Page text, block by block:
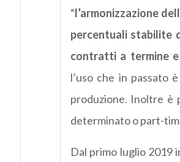
“l’armonizzazione
percentuali stabilite
contratti a termine
l’uso che in passato
produzione. Inoltre è
determinato o part-
Dal primo luglio